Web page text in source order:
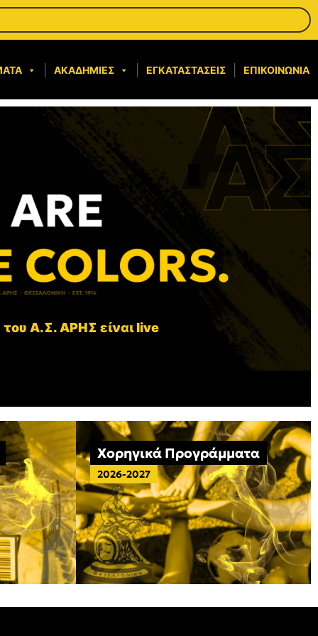
ΑΚΑΔΗΜΊΕΣ ΕΓΚΑΤΑΣΤΆΣΕΙΣ ΕΠΙΚΟΙΝΩΝΊΑ
του Α.Σ. ΑΡΗΣ είναι live
Χορηγικά Προγράμματα
2026-2027